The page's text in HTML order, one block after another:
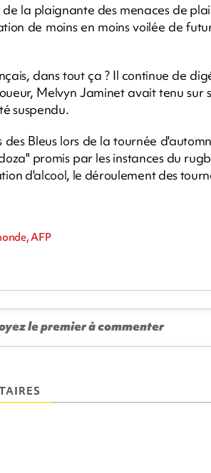
la plaignante des menaces de
de moins en moins voilée de
dans tout ça ? Il continue de
Melvyn Jaminet avait tenu sur
suspendu.
des Bleus lors de la tournée
promis par les instances du
d'alcool, le déroulement des
AFP